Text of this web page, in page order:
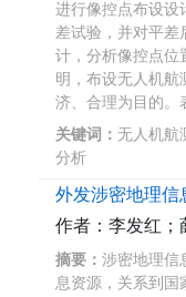
进行像控点布设设
差试验，并对平差
计，分析像控点位
明，布设无人机航
济、合理为目的。
关键词： 无人机航
分析
外发涉密地理信
作者：李发红；
摘要： 涉密地理信
息资源，关系到国